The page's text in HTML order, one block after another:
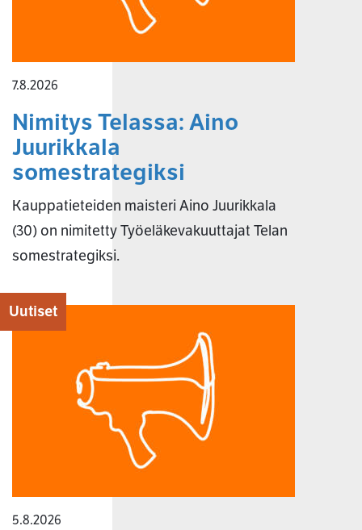
7.8.2026
Nimitys Telassa: Aino
Juurikkala
somestrategiksi
Kauppatieteiden maisteri Aino Juurikkala
(30) on nimitetty Työeläkevakuuttajat Telan
somestrategiksi.
Uutiset
5.8.2026